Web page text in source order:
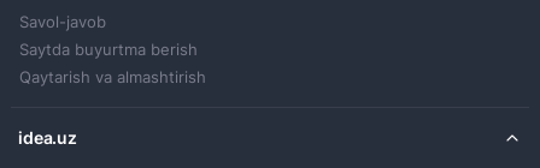
Savol-javob
Saytda buyurtma berish
Qaytarish va almashtirish
idea.uz